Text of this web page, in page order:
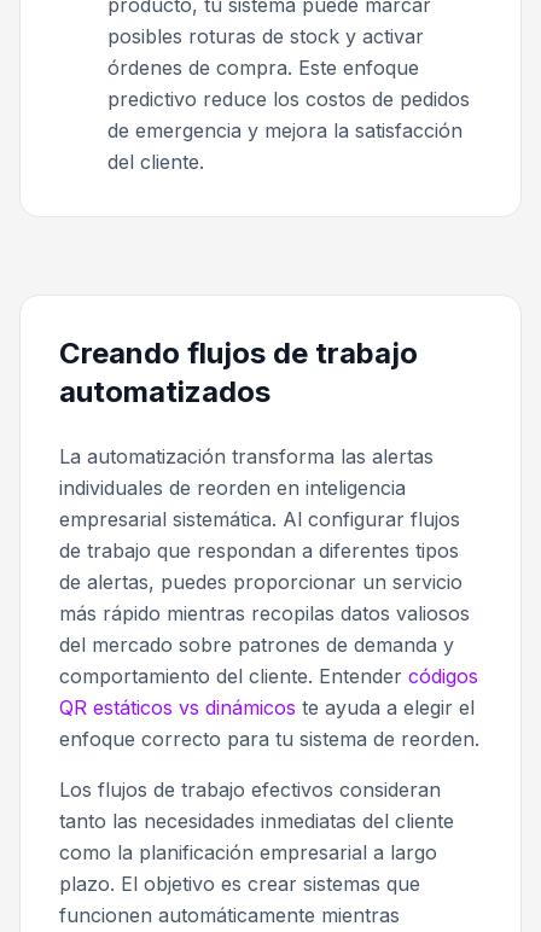
posibles roturas de stock y activar
órdenes de compra. Este enfoque
predictivo reduce los costos de pedidos
de emergencia y mejora la satisfacción
del cliente.
Creando flujos de trabajo
automatizados
La automatización transforma las alertas
individuales de reorden en inteligencia
empresarial sistemática. Al configurar flujos
de trabajo que respondan a diferentes tipos
de alertas, puedes proporcionar un servicio
más rápido mientras recopilas datos valiosos
del mercado sobre patrones de demanda y
comportamiento del cliente. Entender códigos
QR estáticos vs dinámicos te ayuda a elegir el
enfoque correcto para tu sistema de reorden.
Los flujos de trabajo efectivos consideran
tanto las necesidades inmediatas del cliente
como la planificación empresarial a largo
plazo. El objetivo es crear sistemas que
funcionen automáticamente mientras